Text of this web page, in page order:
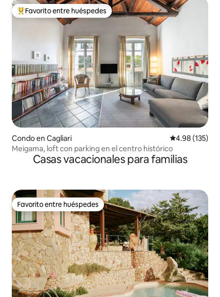
Favorito entre huéspedes preferido
Favorito entre huéspedes
Condo en Cagliari Calificación
4.98 (135)
Meigama, loft con parking en el centro histórico
Casas vacacionales para familias
Favorito entre huéspedes
Favorito entre huéspedes